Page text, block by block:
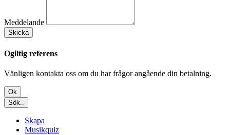
Meddelande
Skicka
Ogiltig referens
Vänligen kontakta oss om du har frågor angående din betalning.
Ok
Sök..
Skapa
Musikquiz